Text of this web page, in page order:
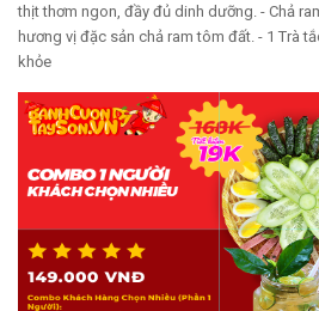
thịt thơm ngon, đầy đủ dinh dưỡng. - Chả
hương vị đặc sản chả ram tôm đất. - 1 Trà
khỏe